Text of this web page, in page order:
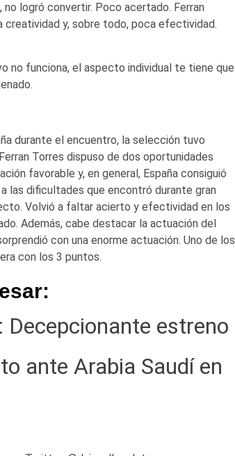
no logró convertir. Poco acertado. Ferran
creatividad y, sobre todo, poca efectividad.
no funciona, el aspecto individual te tiene que
durante el encuentro, la selección tuvo
Torres dispuso de dos oportunidades
favorable y, en general, España consiguió
las dificultades que encontró durante gran
Volvió a faltar acierto y efectividad en los
Además, cabe destacar la actuación del
con una enorme actuación. Uno de los
con los 3 puntos.
Decepcionante estreno
ante Arabia Saudí en